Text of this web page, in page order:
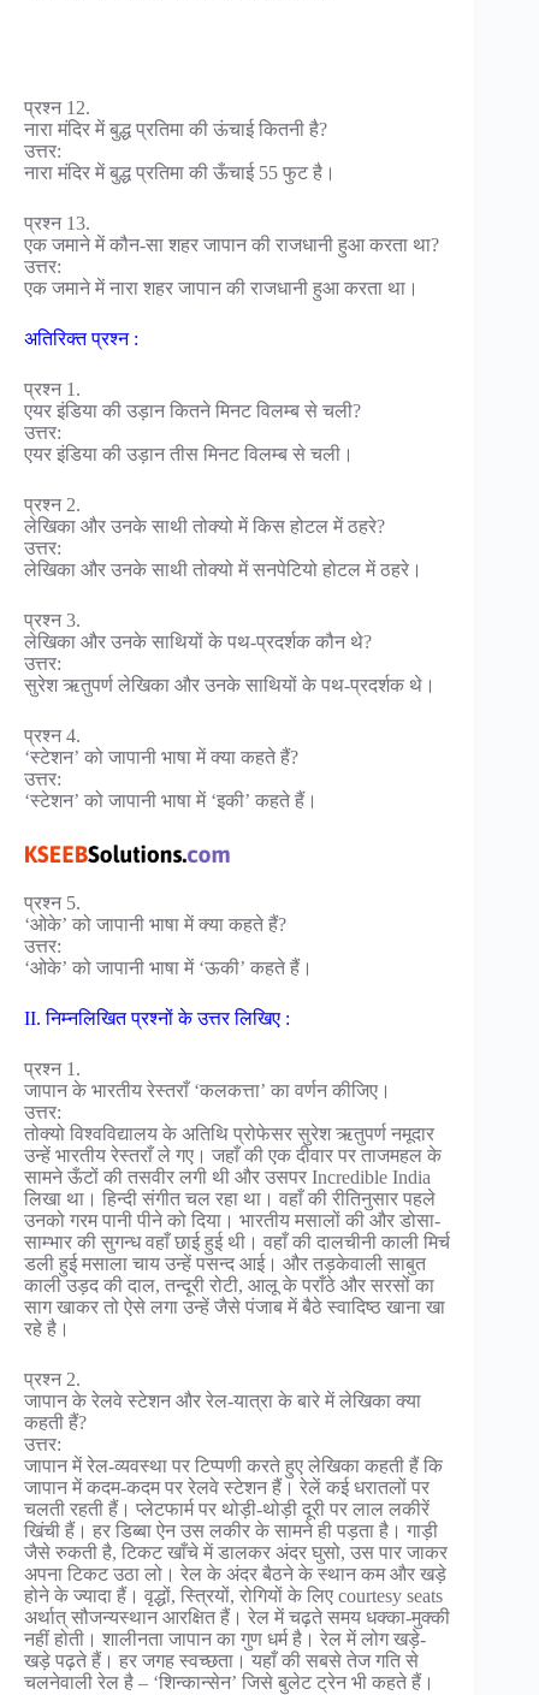
प्रश्न 12.
नारा मंदिर में बुद्ध प्रतिमा की ऊंचाई कितनी है?
उत्तर:
नारा मंदिर में बुद्ध प्रतिमा की ऊँचाई 55 फुट है।
प्रश्न 13.
एक जमाने में कौन-सा शहर जापान की राजधानी हुआ करता था?
उत्तर:
एक जमाने में नारा शहर जापान की राजधानी हुआ करता था।
अतिरिक्त प्रश्न :
प्रश्न 1.
एयर इंडिया की उड़ान कितने मिनट विलम्ब से चली?
उत्तर:
एयर इंडिया की उड़ान तीस मिनट विलम्ब से चली।
प्रश्न 2.
लेखिका और उनके साथी तोक्यो में किस होटल में ठहरे?
उत्तर:
लेखिका और उनके साथी तोक्यो में सनपेटियो होटल में ठहरे।
प्रश्न 3.
लेखिका और उनके साथियों के पथ-प्रदर्शक कौन थे?
उत्तर:
सुरेश ऋतुपर्ण लेखिका और उनके साथियों के पथ-प्रदर्शक थे।
प्रश्न 4.
‘स्टेशन’ को जापानी भाषा में क्या कहते हैं?
उत्तर:
‘स्टेशन’ को जापानी भाषा में ‘इकी’ कहते हैं।
प्रश्न 5.
‘ओके’ को जापानी भाषा में क्या कहते हैं?
उत्तर:
‘ओके’ को जापानी भाषा में ‘ऊकी’ कहते हैं।
II. निम्नलिखित प्रश्नों के उत्तर लिखिए :
प्रश्न 1.
जापान के भारतीय रेस्तराँ ‘कलकत्ता’ का वर्णन कीजिए।
उत्तर:
तोक्यो विश्वविद्यालय के अतिथि प्रोफेसर सुरेश ऋतुपर्ण नमूदार
उन्हें भारतीय रेस्तराँ ले गए। जहाँ की एक दीवार पर ताजमहल के
सामने ऊँटों की तसवीर लगी थी और उसपर Incredible India
लिखा था। हिन्दी संगीत चल रहा था। वहाँ की रीतिनुसार पहले
उनको गरम पानी पीने को दिया। भारतीय मसालों की और डोसा-
साम्भार की सुगन्ध वहाँ छाई हुई थी। वहाँ की दालचीनी काली मिर्च
डली हुई मसाला चाय उन्हें पसन्द आई। और तड़केवाली साबुत
काली उड़द की दाल, तन्दूरी रोटी, आलू के पराँठे और सरसों का
साग खाकर तो ऐसे लगा उन्हें जैसे पंजाब में बैठे स्वादिष्ठ खाना खा
रहे है।
प्रश्न 2.
जापान के रेलवे स्टेशन और रेल-यात्रा के बारे में लेखिका क्या
कहती हैं?
उत्तर:
जापान में रेल-व्यवस्था पर टिप्पणी करते हुए लेखिका कहती हैं कि
जापान में कदम-कदम पर रेलवे स्टेशन हैं। रेलें कई धरातलों पर
चलती रहती हैं। प्लेटफार्म पर थोड़ी-थोड़ी दूरी पर लाल लकीरें
खिंची हैं। हर डिब्बा ऐन उस लकीर के सामने ही पड़ता है। गाड़ी
जैसे रुकती है, टिकट खाँचे में डालकर अंदर घुसो, उस पार जाकर
अपना टिकट उठा लो। रेल के अंदर बैठने के स्थान कम और खड़े
होने के ज्यादा हैं। वृद्धों, स्त्रियों, रोगियों के लिए courtesy seats
अर्थात् सौजन्यस्थान आरक्षित हैं। रेल में चढ़ते समय धक्का-मुक्की
नहीं होती। शालीनता जापान का गुण धर्म है। रेल में लोग खड़े-
खड़े पढ़ते हैं। हर जगह स्वच्छता। यहाँ की सबसे तेज गति से
चलनेवाली रेल है – ‘शिन्कान्सेन’ जिसे बुलेट ट्रेन भी कहते हैं।